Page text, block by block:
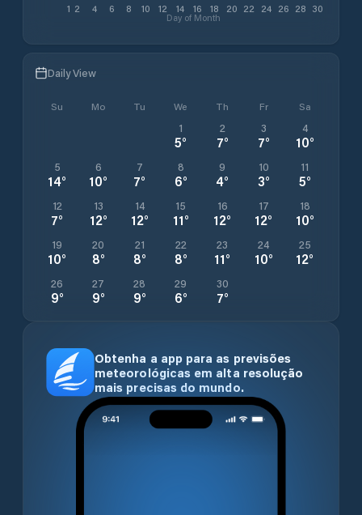
1 2 4 6 8 10 12 14 16 18 20 22 24 26 28 30
Day of Month
Daily View
Su Mo Tu We Th Fr Sa
1
5°
2
7°
3
7°
4
10°
5
14°
6
10°
7
7°
8
6°
9
4°
10
3°
11
5°
12
7°
13
12°
14
12°
15
11°
16
12°
17
12°
18
10°
19
10°
20
8°
21
8°
22
8°
23
11°
24
10°
25
12°
26
9°
27
9°
28
9°
29
6°
30
7°
Obtenha a app para as previsões
meteorológicas em alta resolução
mais precisas do mundo.